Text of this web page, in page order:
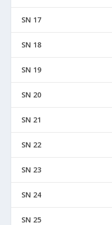
SN 17
SN 18
SN 19
SN 20
SN 21
SN 22
SN 23
SN 24
SN 25